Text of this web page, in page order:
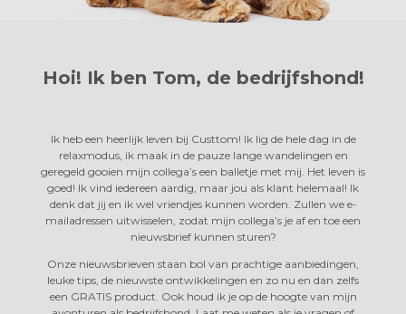
Hoi! Ik ben Tom, de bedrijfshond!
Ik heb een heerlijk leven bij Custtom! Ik lig de hele dag in de
relaxmodus, ik maak in de pauze lange wandelingen en
geregeld gooien mijn collega’s een balletje met mij. Het leven is
goed! Ik vind iedereen aardig, maar jou als klant helemaal! Ik
denk dat jij en ik wel vriendjes kunnen worden. Zullen we e-
mailadressen uitwisselen, zodat mijn collega’s je af en toe een
nieuwsbrief kunnen sturen?
Onze nieuwsbrieven staan bol van prachtige aanbiedingen,
leuke tips, de nieuwste ontwikkelingen en zo nu en dan zelfs
een GRATIS product. Ook houd ik je op de hoogte van mijn